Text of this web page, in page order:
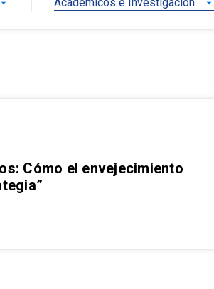
arrow_drop_down arrow_drop_down
Cómo el envejecimiento